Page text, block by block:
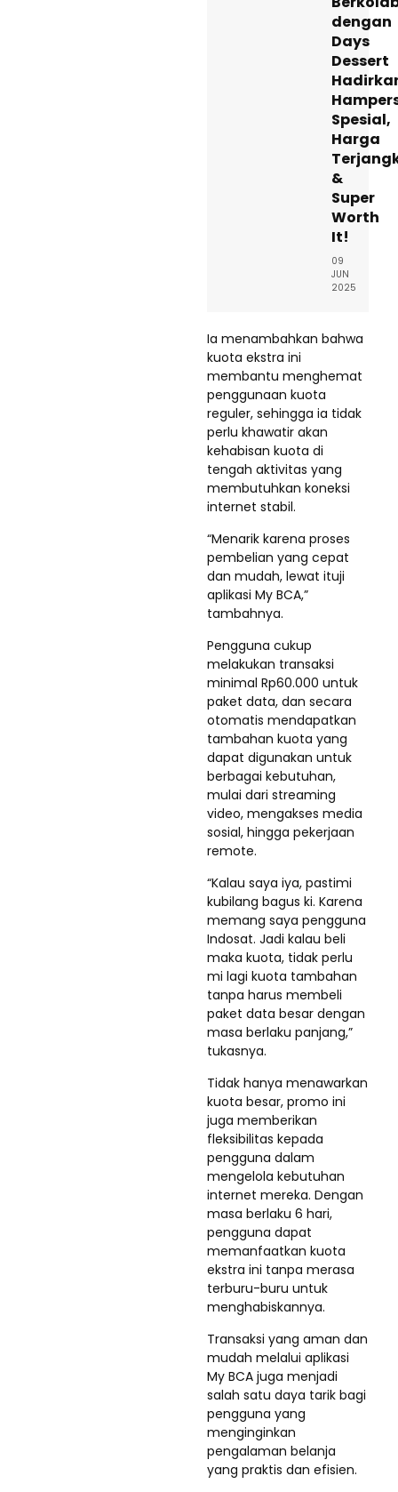
dengan
Days
Dessert
Spesial,
Harga
&
Super
Worth
It!
09
JUN
2025
Ia menambahkan bahwa
kuota ekstra ini
membantu menghemat
penggunaan kuota
reguler, sehingga ia tidak
perlu khawatir akan
kehabisan kuota di
tengah aktivitas yang
membutuhkan koneksi
internet stabil.
“Menarik karena proses
pembelian yang cepat
dan mudah, lewat ituji
aplikasi My BCA,”
tambahnya.
Pengguna cukup
melakukan transaksi
minimal Rp60.000 untuk
paket data, dan secara
otomatis mendapatkan
tambahan kuota yang
dapat digunakan untuk
berbagai kebutuhan,
mulai dari streaming
video, mengakses media
sosial, hingga pekerjaan
remote.
“Kalau saya iya, pastimi
kubilang bagus ki. Karena
memang saya pengguna
Indosat. Jadi kalau beli
maka kuota, tidak perlu
mi lagi kuota tambahan
tanpa harus membeli
paket data besar dengan
masa berlaku panjang,”
tukasnya.
Tidak hanya menawarkan
kuota besar, promo ini
juga memberikan
fleksibilitas kepada
pengguna dalam
mengelola kebutuhan
internet mereka. Dengan
masa berlaku 6 hari,
pengguna dapat
memanfaatkan kuota
ekstra ini tanpa merasa
terburu-buru untuk
menghabiskannya.
Transaksi yang aman dan
mudah melalui aplikasi
My BCA juga menjadi
salah satu daya tarik bagi
pengguna yang
menginginkan
pengalaman belanja
yang praktis dan efisien.